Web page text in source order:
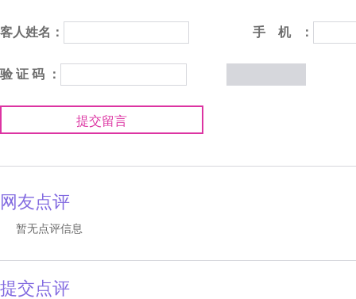
客人姓名： 手 机 ：
验 证 码 ：
提交留言
网友点评
暂无点评信息
提交点评